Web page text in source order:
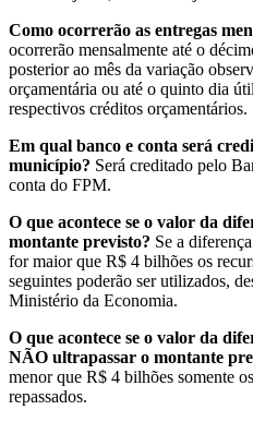
Como ocorrerão as entregas
ocorrerão mensalmente até o
posterior ao mês da variação
orçamentária ou até o quinto dia
respectivos créditos orçamentários.
Em qual banco e conta será
município? Será creditado pelo
conta do FPM.
O que acontece se o valor da
montante previsto? Se a
for maior que R$ 4 bilhões os
seguintes poderão ser utilizados,
Ministério da Economia.
O que acontece se o valor da
NÃO ultrapassar o montante
menor que R$ 4 bilhões somente
repassados.